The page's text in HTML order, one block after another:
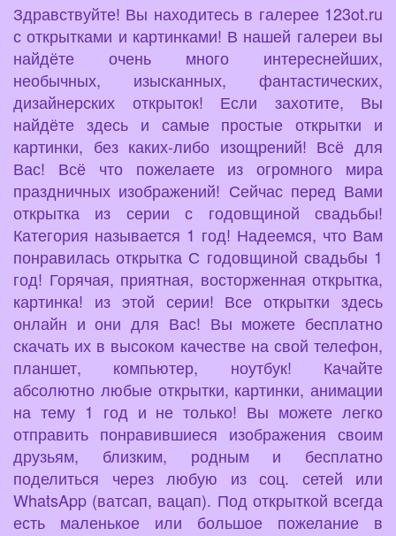
Здравствуйте! Вы находитесь в галерее 123ot.ru
с открытками и картинками! В нашей галереи вы
найдёте очень много интереснейших,
необычных, изысканных, фантастических,
дизайнерских открыток! Если захотите, Вы
найдёте здесь и самые простые открытки и
картинки, без каких-либо изощрений! Всё для
Вас! Всё что пожелаете из огромного мира
праздничных изображений! Сейчас перед Вами
открытка из серии с годовщиной свадьбы!
Категория называется 1 год! Надеемся, что Вам
понравилась открытка С годовщиной свадьбы 1
год! Горячая, приятная, восторженная открытка,
картинка! из этой серии! Все открытки здесь
онлайн и они для Вас! Вы можете бесплатно
скачать их в высоком качестве на свой телефон,
планшет, компьютер, ноутбук! Качайте
абсолютно любые открытки, картинки, анимации
на тему 1 год и не только! Вы можете легко
отправить понравившиеся изображения своим
друзьям, близким, родным и бесплатно
поделиться через любую из соц. сетей или
WhatsApp (ватсап, вацап). Под открыткой всегда
есть маленькое или большое пожелание в